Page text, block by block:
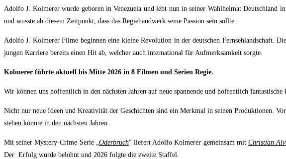
Adolfo J. Kolmerer wurde geboren in Venezuela und lebt nun in seiner Wahlheimat Deutschland
und wusste ab diesem Zeitpunkt, dass das Regiehandwerk seine Passion sein sollte.
Adolfo J. Kolmerer Filme beginnen eine kleine Revolution in der deutschen Fernsehlandschaft.
jungen Karriere bereits einen Hit ab, welcher auch international für Aufmerksamkeit sorgte.
Kolmerer führte aktuell bis Mitte 2026 in 8 Filmen und Serien Regie.
Wir können uns hoffentlich in den nächsten Jahren auf neue spannende und hoffentlich
Nicht nur neue Ideen und Kreativität der Geschichten sind ein Merkmal in seinen Produktionen.
stehen könnte in den nächsten Jahren.
Mit seiner Mystery-Crime Serie „ Oderbruch“ liefert Adolfo Kolmerer gemeinsam mitChristian
Der Erfolg wurde belohnt und 2026 folgte die zweite Staffel.